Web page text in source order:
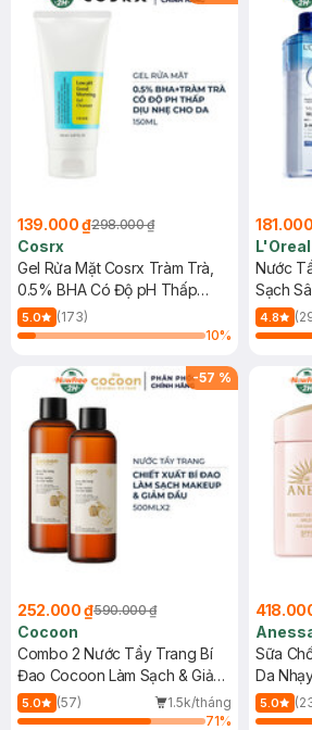
139.000 ₫298.000 ₫
Cosrx
Gel Rửa Mặt Cosrx Tràm Trà,
0.5% BHA Có Độ pH Thấp
150ml
5.0
(173)
10%
L'Oreal
Nước
Sạch
4.8
-57 %
252.000 ₫590.000 ₫
Cocoon
Combo 2 Nước Tẩy Trang Bí
Đao Cocoon Làm Sạch & Giảm
Dầu 500ml
5.0 (57)
1.5k/tháng
71%
Sữa
Da
(Mới)
5.0